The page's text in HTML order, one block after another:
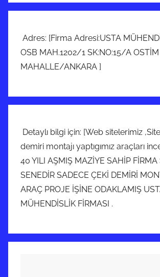
Adres: [Firma Adresi:USTA
OSB MAH.1202/1 SK:NO:15/A OSTİM
MAHALLE/ANKARA ]
Detaylı bilgi için: [Web sitelerimiz
demiri montajı yaptıgımız araçları
40 YILI AŞMIŞ MAZİYE SAHİP FİRMA
SENEDİR SADECE ÇEKİ DEMİRİ
ARAÇ PROJE İŞİNE ODAKLAMIŞ
MÜHENDİSLİK FİRMASI .